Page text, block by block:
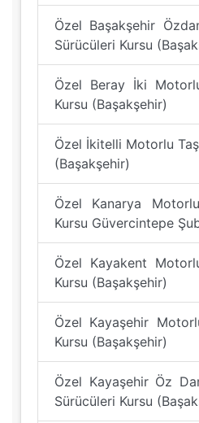
Özel Başakşehir
Sürücüleri Kursu
Özel Beray İki
Kursu (Başakşehir)
Özel İkitelli Motorlu
(Başakşehir)
Özel Kanarya
Kursu Güvercintepe
Özel Kayakent
Kursu (Başakşehir)
Özel Kayaşehir
Kursu (Başakşehir)
Özel Kayaşehir Öz
Sürücüleri Kursu